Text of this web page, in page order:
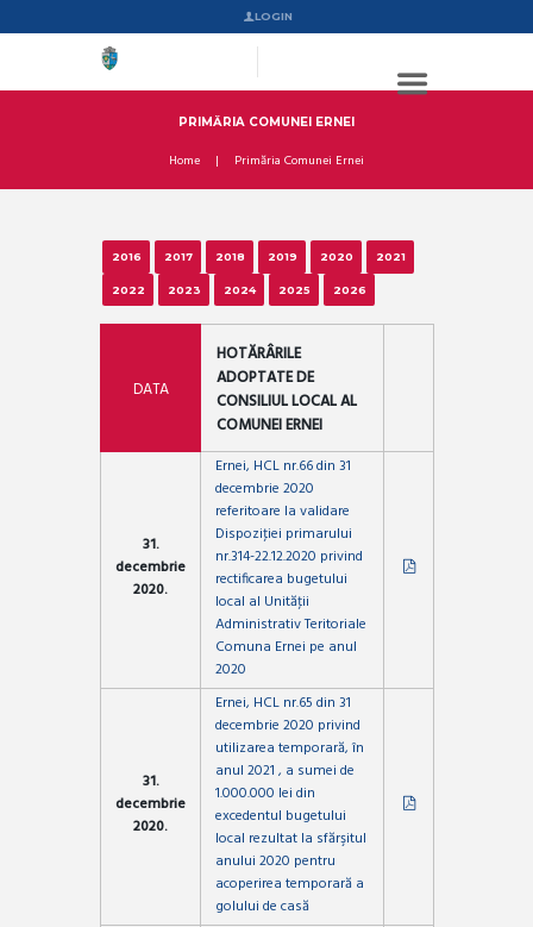
LOGIN
PRIMĂRIA COMUNEI ERNEI
Home Primăria Comunei Ernei
2016 2017 2018 2019 2020 2021
2022 2023 2024 2025 2026
DATA
HOTĂRÂRILE
ADOPTATE DE
CONSILIUL LOCAL AL
COMUNEI ERNEI
31.
decembrie
2020.
Ernei, HCL nr.66 din 31
decembrie 2020
referitoare la validare
Dispoziţiei primarului
nr.314-22.12.2020 privind
rectificarea bugetului
local al Unităţii
Administrativ Teritoriale
Comuna Ernei pe anul
2020
31.
decembrie
2020.
Ernei, HCL nr.65 din 31
decembrie 2020 privind
utilizarea temporară, în
anul 2021 , a sumei de
1.000.000 lei din
excedentul bugetului
local rezultat la sfărşitul
anului 2020 pentru
acoperirea temporară a
golului de casă